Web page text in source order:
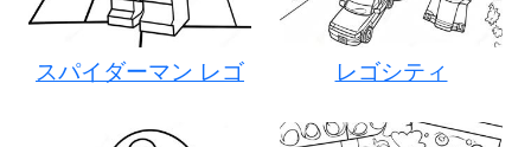
スパイダーマン レゴ レゴシティ